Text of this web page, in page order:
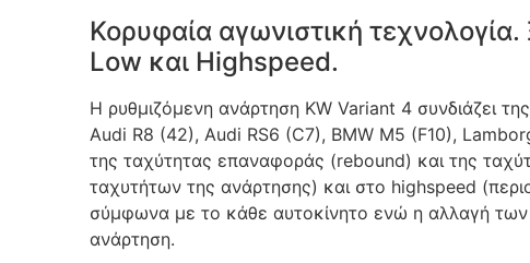
Κορυφαία αγωνιστική
Low και Highspeed.
Η ρυθμιζόμενη ανάρτηση KW Variant 4 συνδιάζει
Audi R8 (42), Audi RS6 (C7), BMW M5 (F10),
της ταχύτητας επαναφοράς (rebound) και της
ταχυτήτων της ανάρτησης) και στο highspeed
σύμφωνα με το κάθε αυτοκίνητο ενώ η αλλαγή των
ανάρτηση.